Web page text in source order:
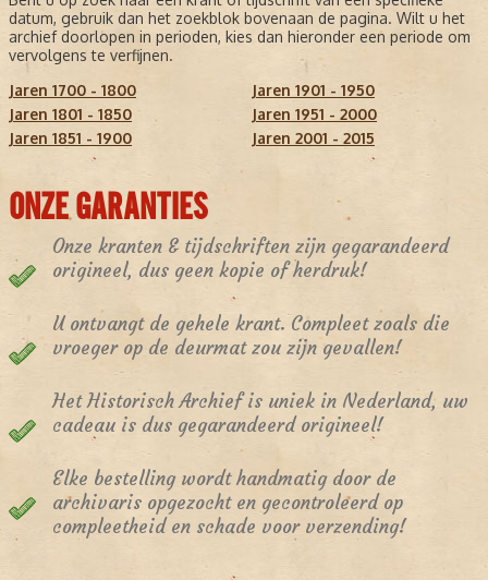
datum, gebruik dan het zoekblok bovenaan de pagina. Wilt u het
archief doorlopen in perioden, kies dan hieronder een periode om
vervolgens te verfijnen.
Jaren 1700 - 1800
Jaren 1801 - 1850
Jaren 1851 - 1900
Jaren 1901 - 1950
Jaren 1951 - 2000
Jaren 2001 - 2015
ONZE GARANTIES
Onze kranten & tijdschriften zijn gegarandeerd
origineel, dus geen kopie of herdruk!
U ontvangt de gehele krant. Compleet zoals die
vroeger op de deurmat zou zijn gevallen!
Het Historisch Archief is uniek in Nederland, uw
cadeau is dus gegarandeerd origineel!
Elke bestelling wordt handmatig door de
archivaris opgezocht en gecontroleerd op
compleetheid en schade voor verzending!